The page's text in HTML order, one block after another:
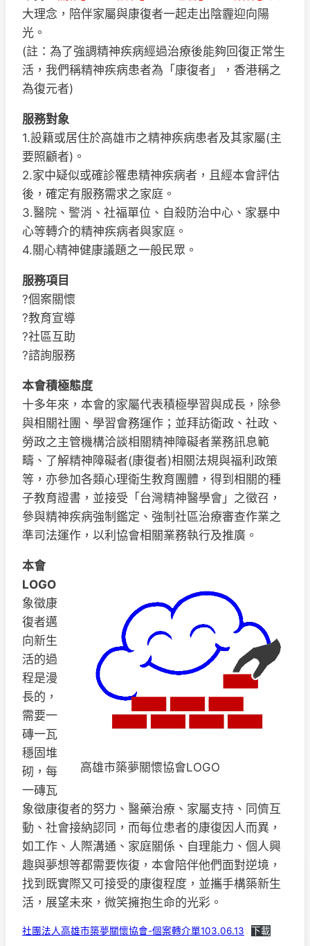
大理念，陪伴家屬與康復者一起走出陰霾迎向陽
光。
(註：為了強調精神疾病經過治療後能夠回復正常生
活，我們稱精神疾病患者為「康復者」，香港稱之
為復元者)
服務對象
1.設籍或居住於高雄市之精神疾病患者及其家屬(主
要照顧者)。
2.家中疑似或確診罹患精神疾病者，且經本會評估
後，確定有服務需求之家庭。
3.醫院、警消、社福單位、自殺防治中心、家暴中
心等轉介的精神疾病者與家庭。
4.關心精神健康議題之一般民眾。
服務項目
?個案關懷
?教育宣導
?社區互助
?諮詢服務
本會積極態度
十多年來，本會的家屬代表積極學習與成長，除參
與相關社團、學習會務運作；並拜訪衛政、社政、
勞政之主管機構洽談相關精神障礙者業務訊息範
疇、了解精神障礙者(康復者)相關法規與福利政策
等，亦參加各類心理衛生教育團體，得到相關的種
子教育證書，並接受「台灣精神醫學會」之徵召，
參與精神疾病強制鑑定、強制社區治療審查作業之
準司法運作，以利協會相關業務執行及推廣。
高雄市築夢關懷協會LOGO
本會
LOGO
象徵康
復者邁
向新生
活的過
程是漫
長的，
需要一
磚一瓦
穩固堆
砌，每
一磚瓦
象徵康復者的努力、醫藥治療、家屬支持、同儕互
動、社會接納認同，而每位患者的康復因人而異，
如工作、人際溝通、家庭關係、自理能力、個人興
趣與夢想等都需要恢復，本會陪伴他們面對逆境，
找到既實際又可接受的康復程度，並攜手構築新生
活，展望未來，微笑擁抱生命的光彩。
社團法人高雄市築夢關懷協會-個案轉介單103.06.13 下載